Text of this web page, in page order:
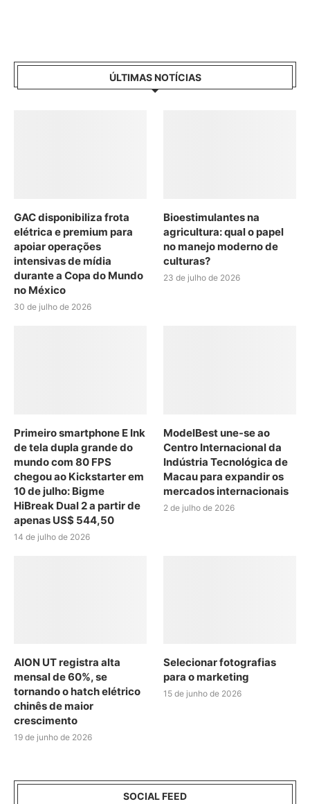
ÚLTIMAS NOTÍCIAS
GAC disponibiliza frota
elétrica e premium para
apoiar operações
intensivas de mídia
durante a Copa do Mundo
no México
30 de julho de 2026
Bioestimulantes na
agricultura: qual o papel
no manejo moderno de
culturas?
23 de julho de 2026
Primeiro smartphone E Ink
de tela dupla grande do
mundo com 80 FPS
chegou ao Kickstarter em
10 de julho: Bigme
HiBreak Dual 2 a partir de
apenas US$ 544,50
14 de julho de 2026
ModelBest une-se ao
Centro Internacional da
Indústria Tecnológica de
Macau para expandir os
mercados internacionais
2 de julho de 2026
AION UT registra alta
mensal de 60%, se
tornando o hatch elétrico
chinês de maior
crescimento
19 de junho de 2026
Selecionar fotografias
para o marketing
15 de junho de 2026
SOCIAL FEED